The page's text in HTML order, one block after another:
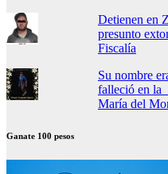
Detienen en
presunto
Fiscalía
Su nombre
falleció en la
María del
Ganate 100 pesos